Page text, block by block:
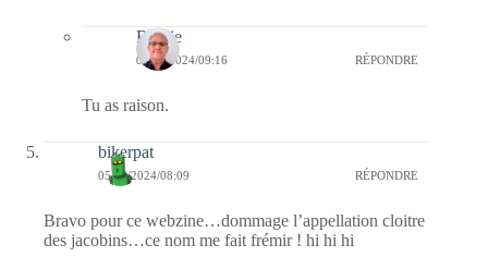
Bernie
06/05/2024/09:16 RÉPONDRE
Tu as raison.
bikerpat
05/05/2024/08:09 RÉPONDRE
Bravo pour ce webzine…dommage l’appellation cloitre
des jacobins…ce nom me fait frémir ! hi hi hi